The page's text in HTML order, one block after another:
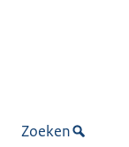
Zoeken